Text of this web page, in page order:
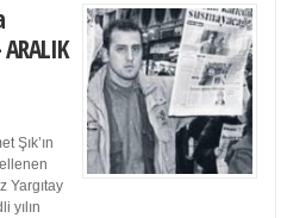
Şık’ın
Yargıtay
yılın